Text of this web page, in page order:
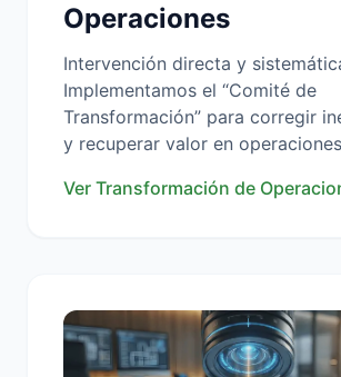
Operaciones
Intervención directa y
Implementamos el “Comité de
Transformación” para corregir
y recuperar valor en
Ver Transformación de